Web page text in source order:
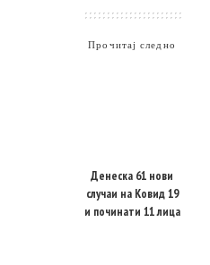
Прочитај следно
Денеска 61 нови
случаи на Ковид 19
и починати 11 лица